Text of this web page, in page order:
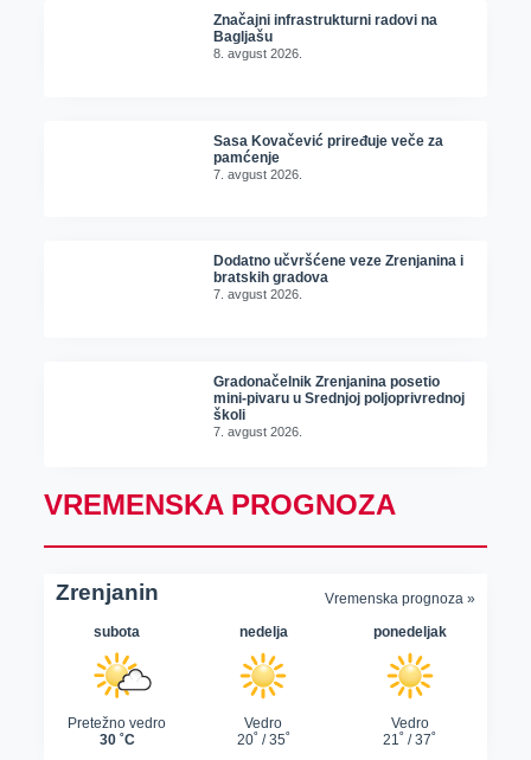
Značajni infrastrukturni radovi na
Bagljašu
8. avgust 2026.
Sasa Kovačević priređuje veče za
pamćenje
7. avgust 2026.
Dodatno učvršćene veze Zrenjanina i
bratskih gradova
7. avgust 2026.
Gradonačelnik Zrenjanina posetio
mini-pivaru u Srednjoj poljoprivrednoj
školi
7. avgust 2026.
VREMENSKA PROGNOZA